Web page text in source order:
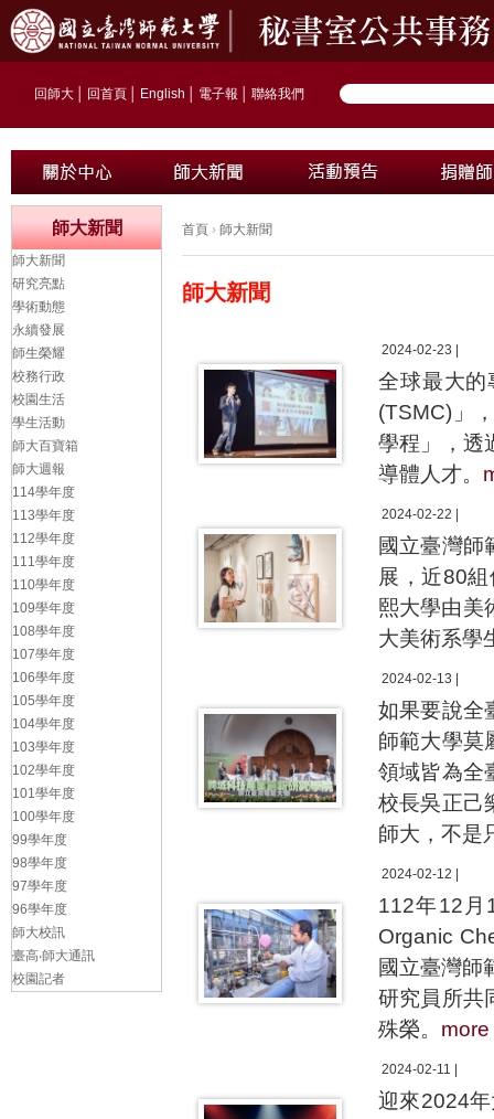
回師大 回首頁 English 電子報 聯絡我們
首頁 › 師大新聞
師大新聞
2024-02-23 |
全球最大的
(TSMC)」
學程」，透
導體人才。
2024-02-22 |
國立臺灣師
展，近80
熙大學由美
大美術系學
2024-02-13 |
如果要說全
師範大學莫
領域皆為全
校長吳正己
師大，不是
2024-02-12 |
112年12月
Organic
國立臺灣師
研究員所共
殊榮。 more
2024-02-11 |
迎來2024
師大新聞
師大新聞
研究亮點
學術動態
永續發展
師生榮耀
校務行政
校園生活
學生活動
師大百寶箱
師大週報
114學年度
113學年度
112學年度
111學年度
110學年度
109學年度
108學年度
107學年度
106學年度
105學年度
104學年度
103學年度
102學年度
101學年度
100學年度
99學年度
98學年度
97學年度
96學年度
師大校訊
臺高‧師大通訊
校園記者